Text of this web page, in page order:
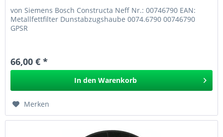
von Siemens Bosch Constructa Neff Nr.: 00746790 EAN:
Metallfettfilter Dunstabzugshaube 0074.6790 00746790
GPSR
66,00 € *
In den Warenkorb
Merken